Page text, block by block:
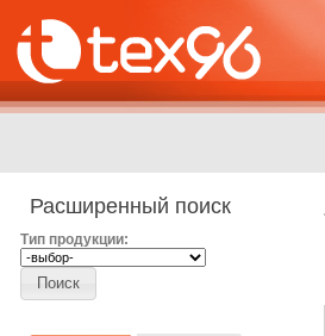
Расширенный поиск
Тип продукции: